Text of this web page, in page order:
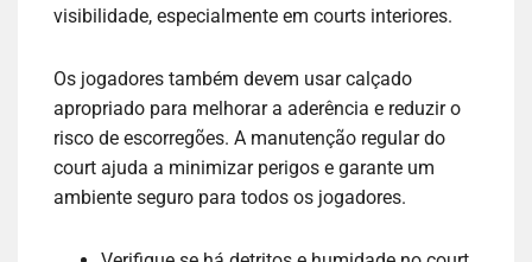
visibilidade, especialmente em courts interiores.
Os jogadores também devem usar calçado
apropriado para melhorar a aderência e reduzir o
risco de escorregões. A manutenção regular do
court ajuda a minimizar perigos e garante um
ambiente seguro para todos os jogadores.